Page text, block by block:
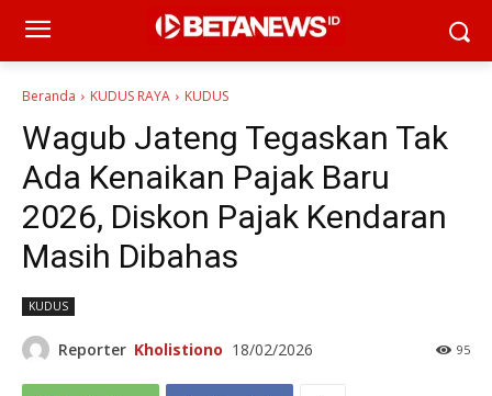
Beranda KUDUS RAYA KUDUS
Wagub Jateng Tegaskan Tak
Ada Kenaikan Pajak Baru
2026, Diskon Pajak Kendaran
Masih Dibahas
KUDUS
Reporter Kholistiono 18/02/2026 95